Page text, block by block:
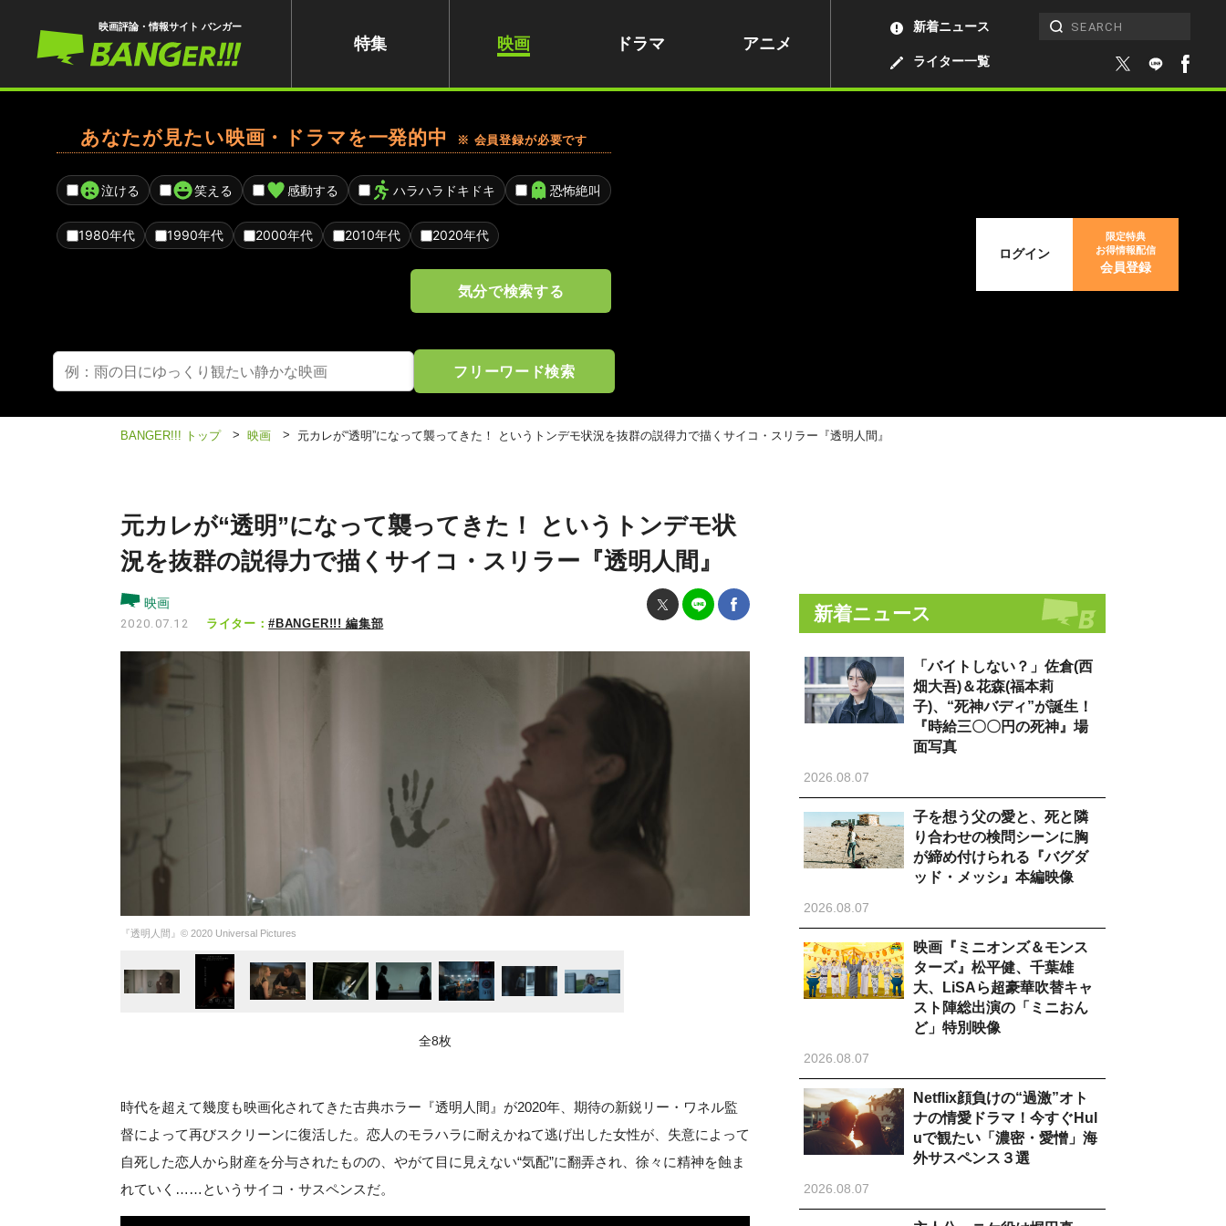
映画評論・情報サイト バンガー
特集 映画 ドラマ アニメ
ライター一覧
新着ニュース
あなたが見たい映画・ドラマを一発的中 ※ 会員登録が必要です
泣ける 笑える 感動する ハラハラドキドキ 恐怖絶叫
1980年代 1990年代 2000年代 2010年代 2020年代
気分で検索する
フリーワード検索
ログイン
限定特典
お得情報配信
会員登録
BANGER!!! トップ > 映画 > 元カレが“透明”になって襲ってきた！ というトンデモ状況を抜群の説得力で描くサイコ・スリラー『透明人間』
元カレが“透明”になって襲ってきた！ というトンデモ状
況を抜群の説得力で描くサイコ・スリラー『透明人間』
映画
2020.07.12 ライター：#BANGER!!! 編集部
『透明人間』© 2020 Universal Pictures
全8枚
時代を超えて幾度も映画化されてきた古典ホラー『透明人間』が2020年、期待の新鋭リー・ワネル監
督によって再びスクリーンに復活した。恋人のモラハラに耐えかねて逃げ出した女性が、失意によって
自死した恋人から財産を分与されたものの、やがて目に見えない“気配”に翻弄され、徐々に精神を蝕ま
れていく……というサイコ・サスペンスだ。
新着ニュース
「バイトしない？」佐倉(西
畑大吾)＆花森(福本莉
子)、“死神バディ”が誕生！
『時給三〇〇円の死神』場
面写真
2026.08.07
子を想う父の愛と、死と隣
り合わせの検問シーンに胸
が締め付けられる『バグダ
ッド・メッシ』本編映像
2026.08.07
映画『ミニオンズ＆モンス
ターズ』松平健、千葉雄
大、LiSAら超豪華吹替キャ
スト陣総出演の「ミニおん
ど」特別映像
2026.08.07
Netflix顔負けの“過激”オト
ナの情愛ドラマ！今すぐHul
uで観たい「濃密・愛憎」海
外サスペンス３選
2026.08.07